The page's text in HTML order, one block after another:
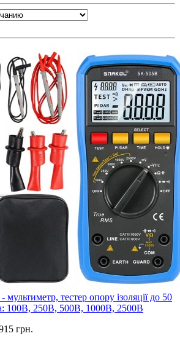
тестер опору ізоляції до 50
100В, 250В, 500В, 1000В, 2500В
грн.